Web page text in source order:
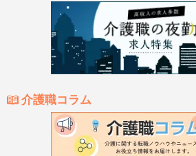
介護職コラム